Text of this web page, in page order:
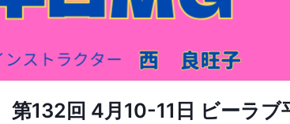
第132回 4月10-11日 ビーラブ